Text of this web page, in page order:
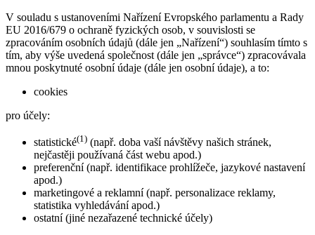
V souladu s ustanoveními Nařízení Evropského parlamentu a Rady
EU 2016/679 o ochraně fyzických osob, v souvislosti se
zpracováním osobních údajů (dále jen „Nařízení“) souhlasím tímto s
tím, aby výše uvedená společnost (dále jen „správce“) zpracovávala
mnou poskytnuté osobní údaje (dále jen osobní údaje), a to:
cookies
pro účely:
statistické(1) (např. doba vaší návštěvy našich stránek,
nejčastěji používaná část webu apod.)
preferenční (např. identifikace prohlížeče, jazykové nastavení
apod.)
marketingové a reklamní (např. personalizace reklamy,
statistika vyhledávání apod.)
ostatní (jiné nezařazené technické účely)